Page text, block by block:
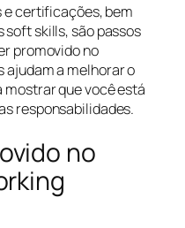
e certificações, bem
skills, são passos
promovido no
ajudam a melhorar o
que você está
responsabilidades.
no